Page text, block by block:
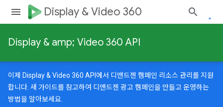
Display & Video 360
Display & amp; Video 360 API
이제 Display & Video 360 API에서 디맨드젠 캠페인 리소스 관리를 지원
합니다. 새 가이드를 참고하여 디맨드젠 광고 캠페인을 만들고 운영하는
방법을 알아보세요.